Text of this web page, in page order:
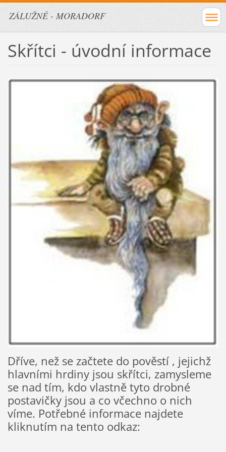
ZÁLUŽNÉ - MORADORF
Skřítci - úvodní informace
Dříve, než se začtete do pověstí , jejichž
hlavními hrdiny jsou skřítci, zamysleme
se nad tím, kdo vlastně tyto drobné
postavičky jsou a co včechno o nich
víme. Potřebné informace najdete
kliknutím na tento odkaz: